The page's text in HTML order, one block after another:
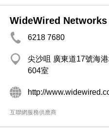
WideWired
6218 7680
尖沙咀 廣東道17號海
604室
http://
互聯網服務供應商